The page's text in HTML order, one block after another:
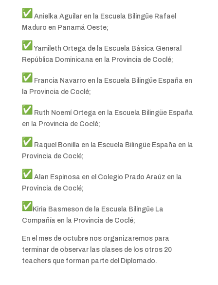
Anielka Aguilar en la Escuela Bilingüe Rafael
Maduro en Panamá Oeste;
Yamileth Ortega de la Escuela Básica General
República Dominicana en la Provincia de Coclé;
Francia Navarro en la Escuela Bilingüe España en
la Provincia de Coclé;
Ruth Noemí Ortega en la Escuela Bilingüe España
en la Provincia de Coclé;
Raquel Bonilla en la Escuela Bilingüe España en la
Provincia de Coclé;
Alan Espinosa en el Colegio Prado Araúz en la
Provincia de Coclé;
Kiria Basmeson de la Escuela Bilingüe La
Compañía en la Provincia de Coclé;
En el mes de octubre nos organizaremos para
terminar de observar las clases de los otros 20
teachers que forman parte del Diplomado.